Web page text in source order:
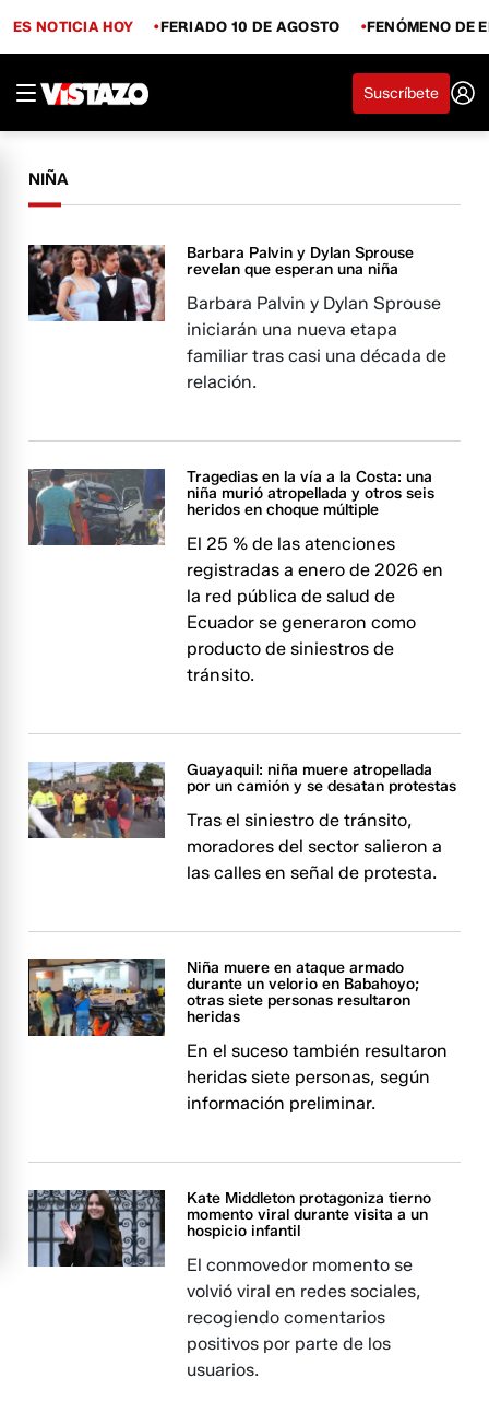
ES NOTICIA HOY FERIADO 10 DE AGOSTO FENÓMENO DE
Suscríbete
NIÑA
Barbara Palvin y Dylan Sprouse
revelan que esperan una niña
Barbara Palvin y Dylan Sprouse
iniciarán una nueva etapa
familiar tras casi una década de
relación.
Tragedias en la vía a la Costa: una
niña murió atropellada y otros seis
heridos en choque múltiple
El 25 % de las atenciones
registradas a enero de 2026 en
la red pública de salud de
Ecuador se generaron como
producto de siniestros de
tránsito.
Guayaquil: niña muere atropellada
por un camión y se desatan protestas
Tras el siniestro de tránsito,
moradores del sector salieron a
las calles en señal de protesta.
Niña muere en ataque armado
durante un velorio en Babahoyo;
otras siete personas resultaron
heridas
En el suceso también resultaron
heridas siete personas, según
información preliminar.
Kate Middleton protagoniza tierno
momento viral durante visita a un
hospicio infantil
El conmovedor momento se
volvió viral en redes sociales,
recogiendo comentarios
positivos por parte de los
usuarios.